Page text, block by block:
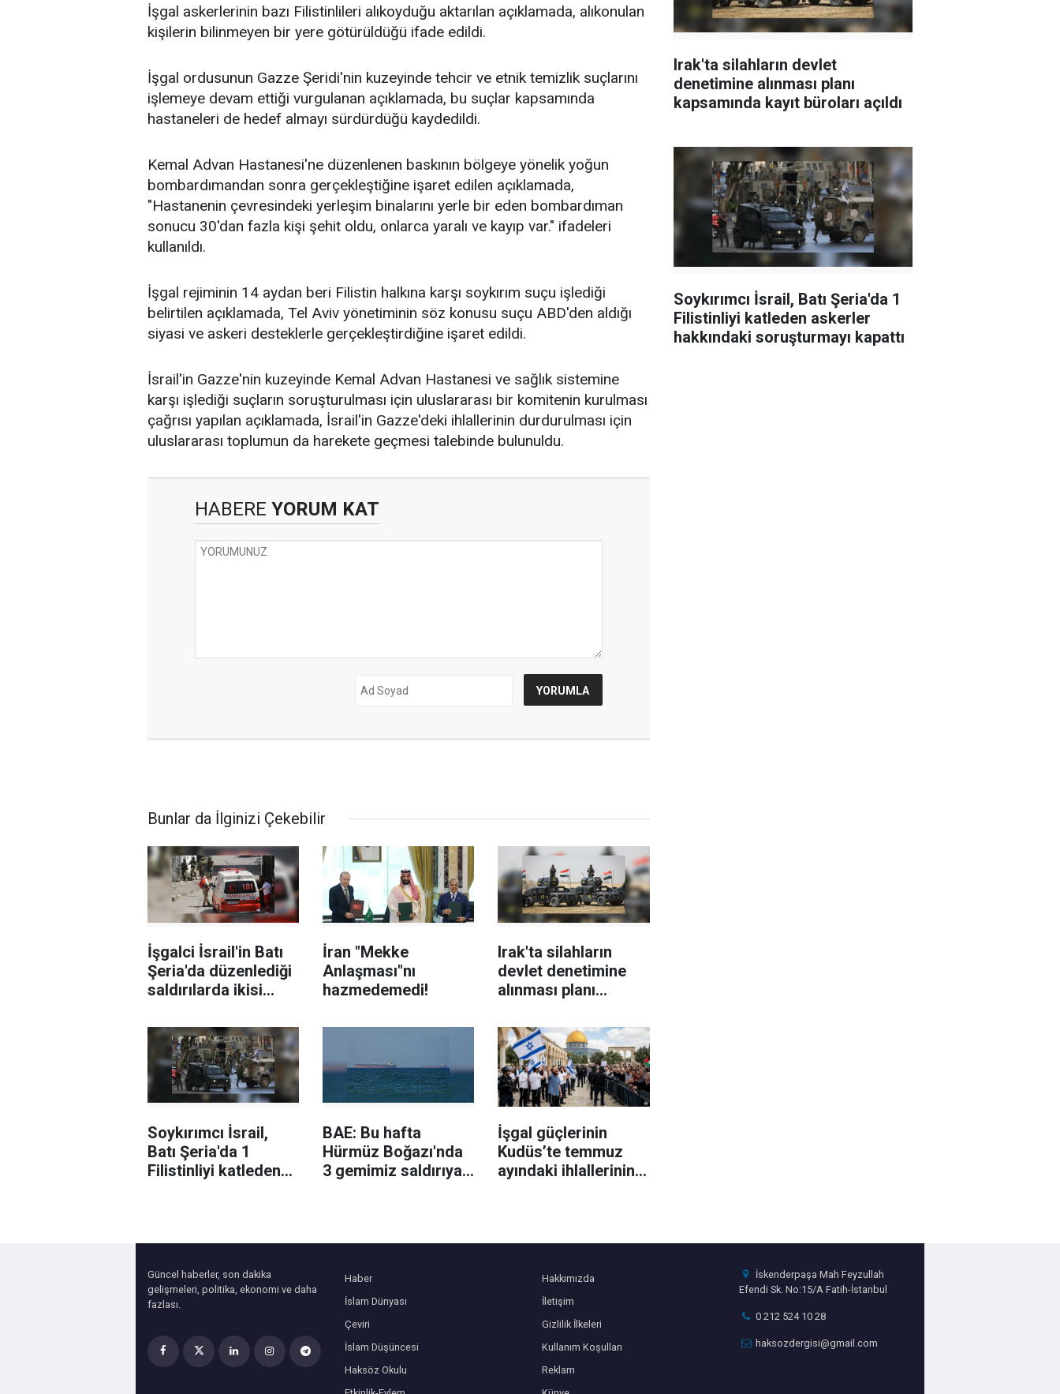
İşgal askerlerinin bazı Filistinlileri alıkoyduğu aktarılan açıklamada, alıkonulan
kişilerin bilinmeyen bir yere götürüldüğü ifade edildi.
İşgal ordusunun Gazze Şeridi'nin kuzeyinde tehcir ve etnik temizlik suçlarını
işlemeye devam ettiği vurgulanan açıklamada, bu suçlar kapsamında
hastaneleri de hedef almayı sürdürdüğü kaydedildi.
Kemal Advan Hastanesi'ne düzenlenen baskının bölgeye yönelik yoğun
bombardımandan sonra gerçekleştiğine işaret edilen açıklamada,
"Hastanenin çevresindeki yerleşim binalarını yerle bir eden bombardıman
sonucu 30'dan fazla kişi şehit oldu, onlarca yaralı ve kayıp var." ifadeleri
kullanıldı.
İşgal rejiminin 14 aydan beri Filistin halkına karşı soykırım suçu işlediği
belirtilen açıklamada, Tel Aviv yönetiminin söz konusu suçu ABD'den aldığı
siyasi ve askeri desteklerle gerçekleştirdiğine işaret edildi.
İsrail'in Gazze'nin kuzeyinde Kemal Advan Hastanesi ve sağlık sistemine
karşı işlediği suçların soruşturulması için uluslararası bir komitenin kurulması
çağrısı yapılan açıklamada, İsrail'in Gazze'deki ihlallerinin durdurulması için
uluslararası toplumun da harekete geçmesi talebinde bulunuldu.
HABERE YORUM KAT
Bunlar da İlginizi Çekebilir
İşgalci İsrail'in Batı
Şeria'da düzenlediği
saldırılarda ikisi
Filistinli yaralandı
İran "Mekke
Anlaşması"nı
hazmedemedi!
Irak'ta silahların
devlet denetimine
alınması planı
büroları açıldı
Soykırımcı İsrail,
Batı Şeria'da 1
Filistinliyi katleden
BAE: Bu hafta
Hürmüz Boğazı'nda
3 gemimiz saldırıya
İşgal güçlerinin
Kudüs’te temmuz
ayındaki ihlallerinin
Irak'ta silahların devlet
denetimine alınması planı
kapsamında kayıt büroları açıldı
Soykırımcı İsrail, Batı Şeria'da 1
Filistinliyi katleden askerler
hakkındaki soruşturmayı kapattı
Güncel haberler, son dakika
gelişmeleri, politika, ekonomi ve daha
fazlası.
Haber
İslam Dünyası
Çeviri
İslam Düşüncesi
Haksöz Okulu
Hakkımızda
İletişim
Gizlilik İlkeleri
Kullanım Koşulları
Reklam
İskenderpaşa Mah Feyzullah
Efendi Sk. No:15/A Fatih-İstanbul
0 212 524 10 28
haksozdergisi@gmail.com